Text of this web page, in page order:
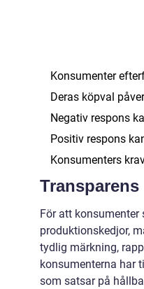
Konsumenter
Deras köpval
Negativ respons
Positiv respons
Konsumenters
För att
produktionskedjor,
tydlig märkning,
konsumenterna har
som satsar på